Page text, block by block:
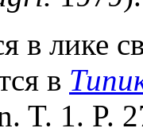
в лике
в
T. 1. P.